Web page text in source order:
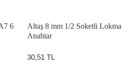
6
Altaş 8 mm 1/2 Soketli Lokma
Anahtar
30,51 TL